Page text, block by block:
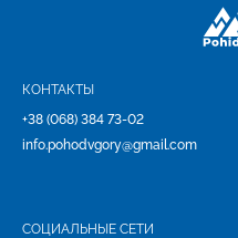
КОНТАКТЫ
+38 (068) 384 73-02
info.pohodvgory@gmail.com
СОЦИАЛЬНЫЕ СЕТИ